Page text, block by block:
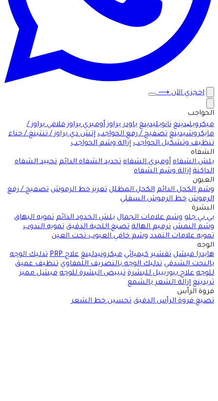
احجزي الآن⟶
الحواجب
ميكروبلیدينغ نانوبليدينغ باودر براوز أومبري براوز فلافي براوز /
مايكروشيدينغ تصفيح / رفع الحواجب إتش دي براوز / تنتينغ / حناء
تنظيف وتشكيل الحواجب إزالة وشم الحواجب
الشفاه
بلش الشفاه أومبري الشفاه تحديد الشفاه الدائم تحييد الشفاه
الداكنة إزالة وشم الشفاه
العيون
وشم الكحل الدائم الكحل المظلل تعزيز خط الرموش تصفيح / رفع
الرموش خط الرموش السفلي
البشرة
بي بي جلو وشم علامات الجمال بلش الخدود الدائم تمويه البهاق
وشم النمش ترميم الهالة تصبغ اللحية الدقيق تمويه الندوب
تمويه علامات التمدد وشم خافي العيوب تحت العين
الوجه
هايدرا فيشل تقشير كيميائي ميكرونيدلينغ علاج PRP
تدليك الوجه
بالنحت الشدقي تدليك الوجه بالتصريف اللمفاوي تنظيف عميق
للوجه علاج بيوريبيل للبشرة تبييض البشرة للوجه فيشل مميز
ثريدينغ إزالة الشعر بالشمع
فروة الرأس
تصبغ فروة الرأس الدقيق تحسين خط الشعر